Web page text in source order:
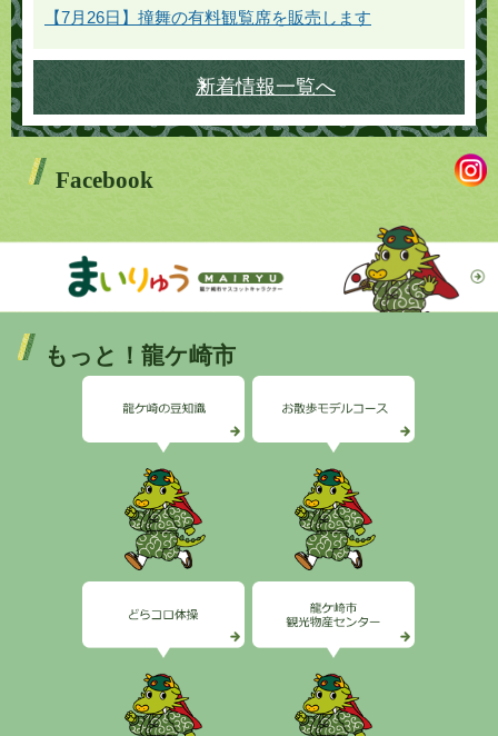
【7月26日】撞舞の有料観覧席を販売します
新着情報一覧へ
Facebook
もっと！龍ケ崎市